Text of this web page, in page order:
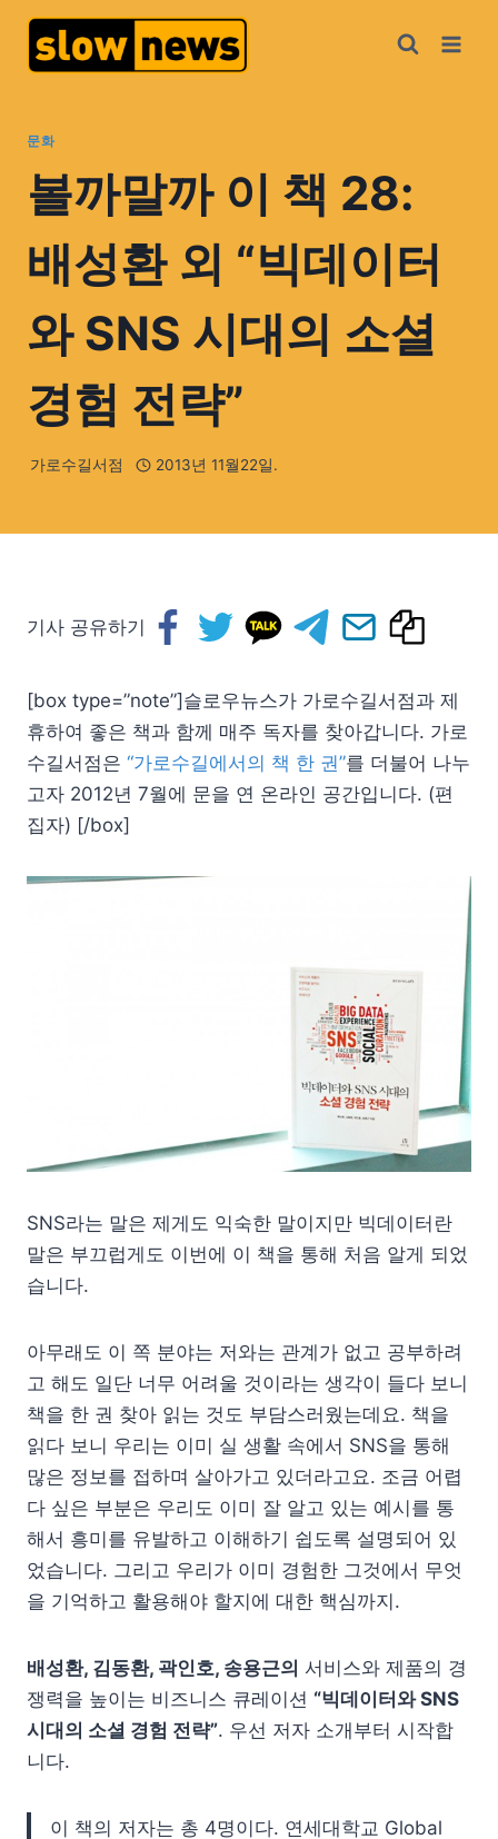
문화
볼까말까 이 책 28:
배성환 외 “빅데이터
와 SNS 시대의 소셜
경험 전략”
가로수길서점 2013년 11월22일.
기사 공유하기
[box type=”note”]슬로우뉴스가 가로수길서점과 제
휴하여 좋은 책과 함께 매주 독자를 찾아갑니다. 가로
수길서점은 “가로수길에서의 책 한 권”를 더불어 나누
고자 2012년 7월에 문을 연 온라인 공간입니다. (편
집자) [/box]
SNS라는 말은 제게도 익숙한 말이지만 빅데이터란
말은 부끄럽게도 이번에 이 책을 통해 처음 알게 되었
습니다.
아무래도 이 쪽 분야는 저와는 관계가 없고 공부하려
고 해도 일단 너무 어려울 것이라는 생각이 들다 보니
책을 한 권 찾아 읽는 것도 부담스러웠는데요. 책을
읽다 보니 우리는 이미 실 생활 속에서 SNS을 통해
많은 정보를 접하며 살아가고 있더라고요. 조금 어렵
다 싶은 부분은 우리도 이미 잘 알고 있는 예시를 통
해서 흥미를 유발하고 이해하기 쉽도록 설명되어 있
었습니다. 그리고 우리가 이미 경험한 그것에서 무엇
을 기억하고 활용해야 할지에 대한 핵심까지.
배성환, 김동환, 곽인호, 송용근의 서비스와 제품의 경
쟁력을 높이는 비즈니스 큐레이션 “빅데이터와 SNS
시대의 소셜 경험 전략”. 우선 저자 소개부터 시작합
니다.
이 책의 저자는 총 4명이다. 연세대학교 Global